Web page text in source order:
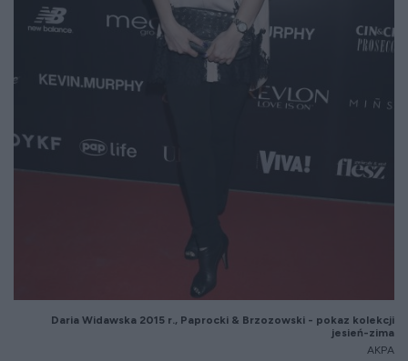
Daria Widawska 2015 r., Paprocki & Brzozowski - pokaz kolekcji
jesień-zima
AKPA